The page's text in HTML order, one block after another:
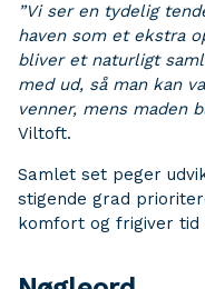
”Vi ser en tydelig
haven som et ekstra
bliver et naturligt
med ud, så man kan
venner, mens maden
Viltoft.
Samlet set peger
stigende grad
komfort og frigiver